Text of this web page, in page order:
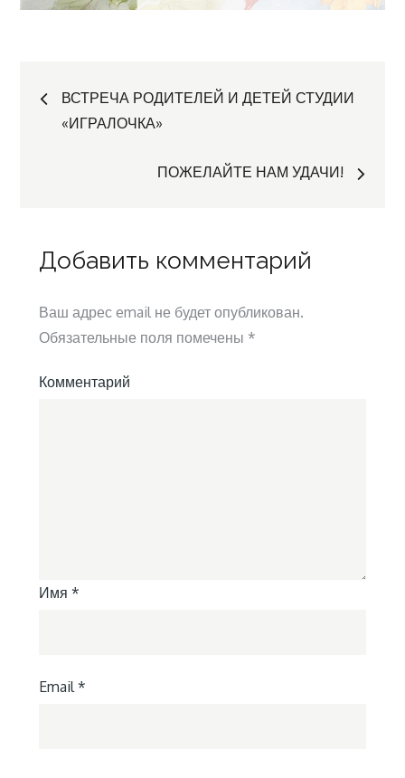
Навигация
ВСТРЕЧА РОДИТЕЛЕЙ И ДЕТЕЙ СТУДИИ
«ИГРАЛОЧКА»
ПОЖЕЛАЙТЕ НАМ УДАЧИ!
Добавить комментарий
Ваш адрес email не будет опубликован.
Обязательные поля помечены *
Комментарий
Имя *
Email*